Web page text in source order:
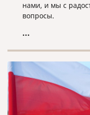
нами, и мы с
вопросы.
...